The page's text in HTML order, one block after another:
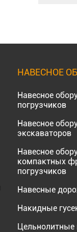
НАВЕСНОЕ
Навесное
погрузчиков
Навесное
экскаваторов
Навесное
компактных
погрузчиков
Навесные
Накидные
Цельнолитные